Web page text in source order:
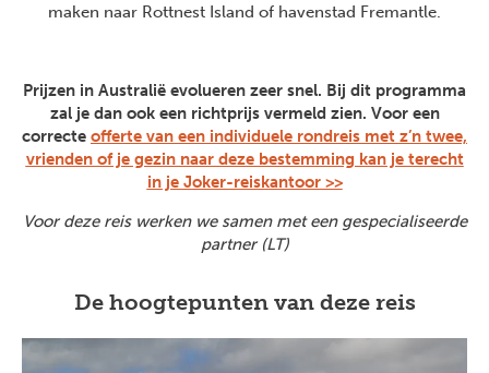
maken naar Rottnest Island of havenstad Fremantle.
Prijzen in Australië evolueren zeer snel. Bij dit programma
zal je dan ook een richtprijs vermeld zien. Voor een
correcte offerte van een individuele rondreis met z’n twee,
vrienden of je gezin naar deze bestemming kan je terecht
in je Joker-reiskantoor >>
Voor deze reis werken we samen met een gespecialiseerde
partner (LT)
De hoogtepunten van deze reis